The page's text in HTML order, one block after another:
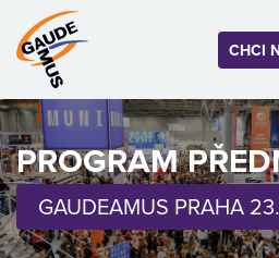
CHCI
PROGRAM
GAUDEAMUS PRAHA